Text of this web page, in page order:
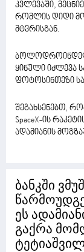
კვლევაში,
რომლის დიდი
მტვრისგან.
ყინული იძლევა
ფოტოსინთეზი
შეგახსენებთ,
SpaceX-ის
ადამიანის
ბანკში
ეს
გაქრა